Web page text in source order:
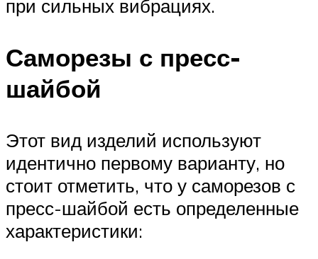
при сильных вибрациях.
Саморезы с пресс-
шайбой
Этот вид изделий используют
идентично первому варианту, но
стоит отметить, что у саморезов с
пресс-шайбой есть определенные
характеристики: